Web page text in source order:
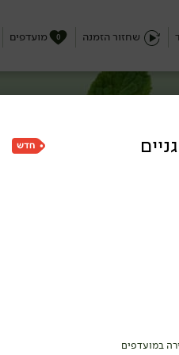
שחזור הזמנה מועדפים 0
במועדפים